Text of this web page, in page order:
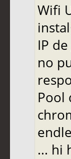
Wifi
IP
no
Pool
... hi